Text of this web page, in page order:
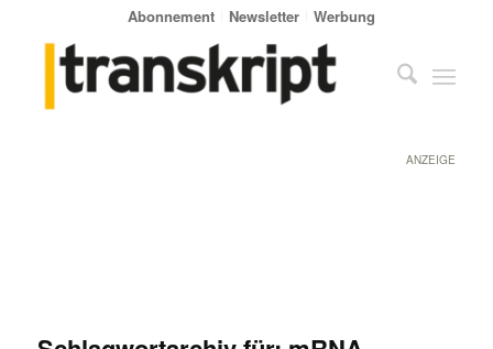
Abonnement Newsletter Werbung
ANZEIGE